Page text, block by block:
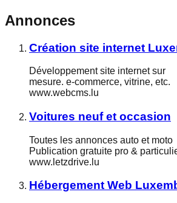
Annonces
Création site internet
Développement site internet sur
mesure. e-commerce, vitrine, etc.
www.webcms.lu
Voitures neuf et occasion
Toutes les annonces auto et moto
Publication gratuite pro &
www.letzdrive.lu
Hébergement Web